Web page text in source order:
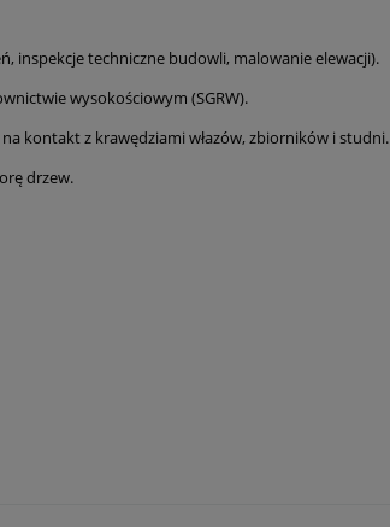
inspekcje techniczne budowli, malowanie elewacji).
wysokościowym (SGRW).
kontakt z krawędziami włazów, zbiorników i studni.
drzew.